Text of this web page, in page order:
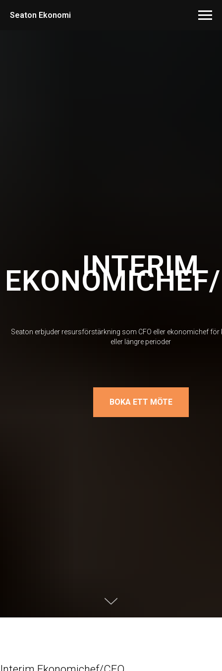
Seaton Ekonomi
INTERIM
Seaton erbjuder resursförstärkning som CFO eller ekonomichef för
eller längre perioder
BOKA ETT MÖTE